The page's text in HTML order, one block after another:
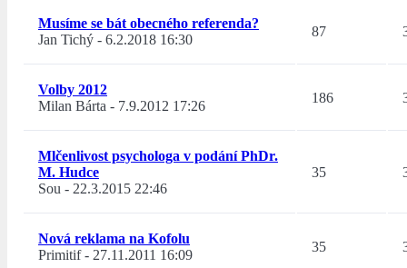
Musíme se bát obecného referenda?
Jan Tichý - 6.2.2018 16:30
87
Volby 2012
Milan Bárta - 7.9.2012 17:26
186
Mlčenlivost psychologa v podání PhDr.
M. Hudce
Sou - 22.3.2015 22:46
35
Nová reklama na Kofolu
Primitif- 27.11.2011 16:09
35